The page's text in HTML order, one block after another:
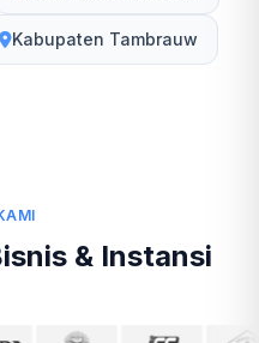
Kabupaten Tambrauw
& Instansi